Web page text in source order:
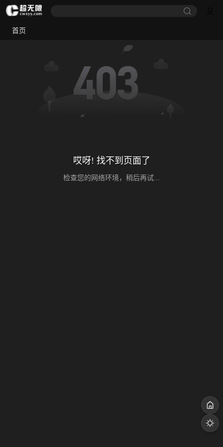
首页
哎呀! 找不到页面了
检查您的网络环境，稍后再试...